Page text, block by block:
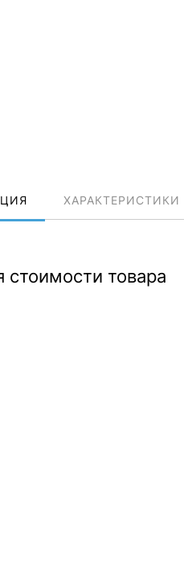
ХАРАКТЕРИСТИКИ
стоимости товара